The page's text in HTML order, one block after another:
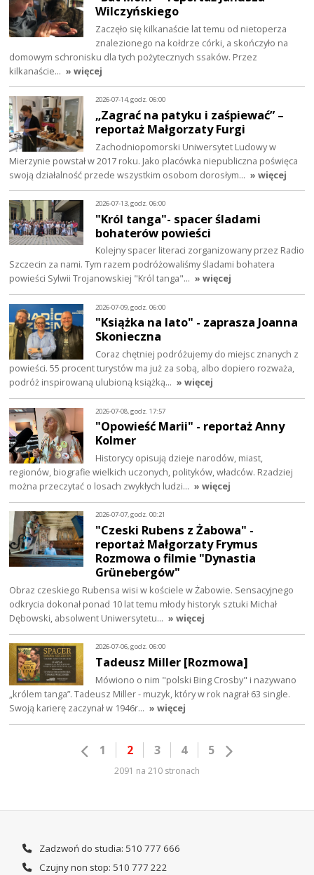
Wilczyńskiego
Zaczęło się kilkanaście lat temu od nietoperza
znalezionego na kołdrze córki, a skończyło na
domowym schronisku dla tych pożytecznych ssaków. Przez
kilkanaście… » więcej
2026-07-14, godz. 06:00
„Zagrać na patyku i zaśpiewać” –
reportaż Małgorzaty Furgi
Zachodniopomorski Uniwersytet Ludowy w
Mierzynie powstał w 2017 roku. Jako placówka niepubliczna poświęca
swoją działalność przede wszystkim osobom dorosłym… » więcej
2026-07-13, godz. 06:00
"Król tanga"- spacer śladami
bohaterów powieści
Kolejny spacer literaci zorganizowany przez Radio
Szczecin za nami. Tym razem podróżowaliśmy śladami bohatera
powieści Sylwii Trojanowskiej "Król tanga"… » więcej
2026-07-09, godz. 06:00
"Książka na lato" - zaprasza Joanna
Skonieczna
Coraz chętniej podróżujemy do miejsc znanych z
powieści. 55 procent turystów ma już za sobą, albo dopiero rozważa,
podróż inspirowaną ulubioną książką… » więcej
2026-07-08, godz. 17:57
"Opowieść Marii" - reportaż Anny
Kolmer
Historycy opisują dzieje narodów, miast,
regionów, biografie wielkich uczonych, polityków, władców. Rzadziej
można przeczytać o losach zwykłych ludzi… » więcej
2026-07-07, godz. 00:21
"Czeski Rubens z Żabowa" -
reportaż Małgorzaty Frymus
Rozmowa o filmie "Dynastia
Grünebergów"
Obraz czeskiego Rubensa wisi w kościele w Żabowie. Sensacyjnego
odkrycia dokonał ponad 10 lat temu młody historyk sztuki Michał
Dębowski, absolwent Uniwersytetu… » więcej
2026-07-06, godz. 06:00
Tadeusz Miller [Rozmowa]
Mówiono o nim "polski Bing Crosby" i nazywano
„królem tanga”. Tadeusz Miller - muzyk, który w rok nagrał 63 single.
Swoją karierę zaczynał w 1946r… » więcej
1 2 3 4 5
2091 na 210 stronach
Zadzwoń do studia: 510 777 666
Czujny non stop: 510 777 222